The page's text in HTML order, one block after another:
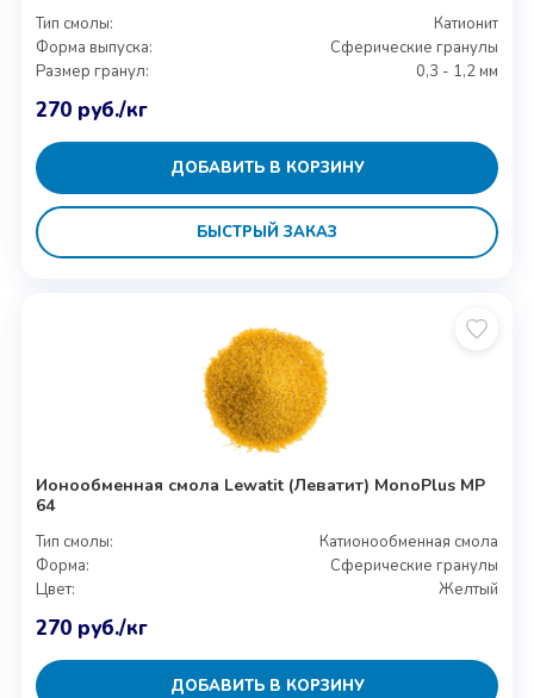
Тип смолы:
Катионит
Форма выпуска:
Сферические гранулы
Размер гранул:
0,3 - 1,2 мм
270 руб./кг
ДОБАВИТЬ В КОРЗИНУ
БЫСТРЫЙ ЗАКАЗ
Ионообменная смола Lewatit (Леватит) MonoPlus MP
64
Тип смолы:
Катионообменная смола
Форма:
Сферические гранулы
Цвет:
Желтый
270 руб./кг
ДОБАВИТЬ В КОРЗИНУ